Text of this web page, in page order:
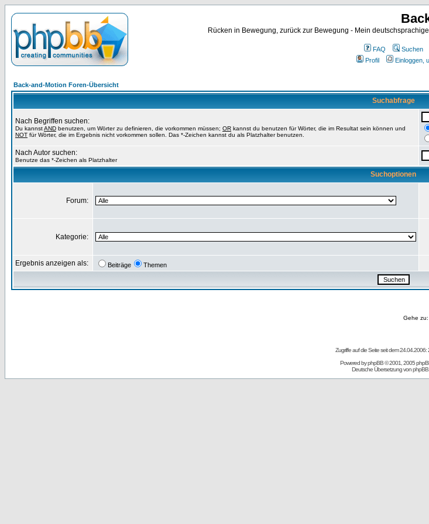
Rücken in Bewegung, zurück zur Bewegung - Mein
FAQ Suchen
Profil
Einloggen,
Back-and-Motion Foren-Übersicht
Suchabfrage
Nach Begriffen suchen:
Du kannstAND benutzen, um Wörter zu definieren, die vorkommen müssen; OR kannst du benutzen für Wörter, die im Resultat sein können und
NOT für Wörter, die im Ergebnis nicht vorkommen sollen. Das *-Zeichen kannst du als Platzhalter benutzen.
Nach Autor suchen:
Benutze das *-Zeichen als Platzhalter
Suchoptionen
Forum:
Kategorie:
Ergebnis anzeigen als: Beiträge Themen
Gehe zu:
Zugriffe auf die Seite seit dem
Powered byphpBB© 2001, 2005
Deutsche Übersetzung von